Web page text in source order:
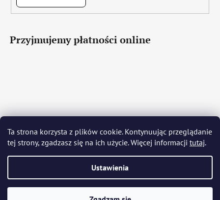
Ta strona korzysta z plików cookie. Kontynuując przeglądanie
tej strony, zgadzasz się na ich użycie. Więcej informacji tutaj.
Ustawienia
Przyjmujemy płatności online
Język polski Română Italiano Español
Français
Português Български Hrvatski Slovenščina Srpski
Nederlands Українська Ελληνικά Svenska Dansk